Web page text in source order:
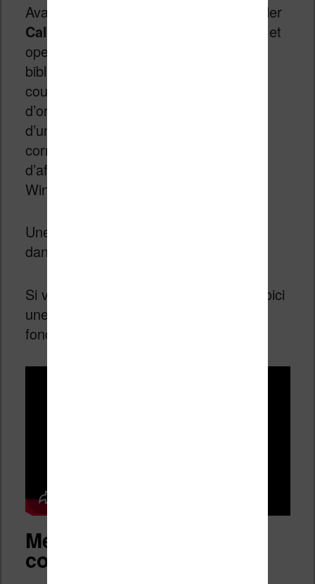
Avant toute chose, il vous faudra installer
Calibre
, un logiciel entièrement gratuit et
open source dédié à la gestion de
bibliothèques numériques. C’est le
couteau suisse de l’ebook : il permet
d’organiser ses livres, de les convertir
d’un format à l’autre, et surtout de
corriger une multitude de défauts
d’affichage. Calibre est disponible sur
Windows, macOS et Linux.
Une fois installé, importez votre ebook
dans la bibliothèque Calibre.
Si vous voulez débuter avec Calibre, voici
une vidéo qui vous présente comment
fonctionne le logiciel :
Méthode 1 : La double
conversion